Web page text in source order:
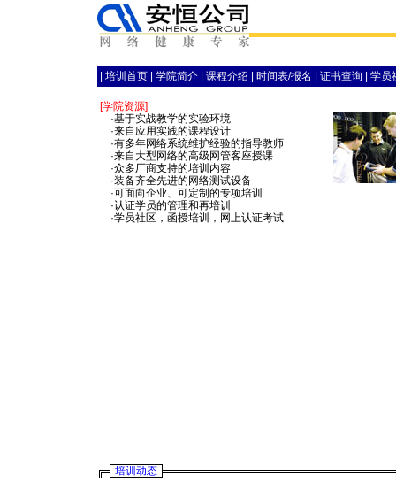
培训首页 学院简介 课程介绍 时间表/报名 证书查询 学员
[学院资源]
·基于实战教学的实验环境
·来自应用实践的课程设计
·有多年网络系统维护经验的指导教师
·来自大型网络的高级网管客座授课
·众多厂商支持的培训内容
·装备齐全先进的网络测试设备
·可面向企业、可定制的专项培训
·认证学员的管理和再培训
·学员社区，函授培训，网上认证考试
培训动态